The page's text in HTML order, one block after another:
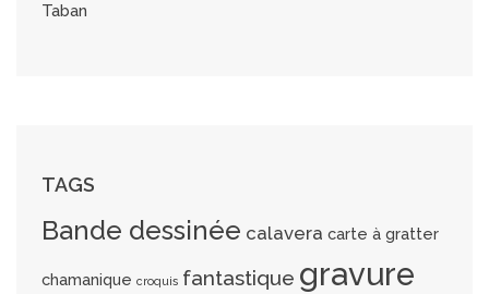
Taban
TAGS
Bande dessinée calavera carte à gratter
chamanique croquis fantastique gravure